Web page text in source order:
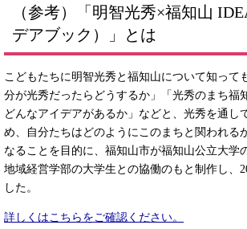
（参考）「明智光秀×福知山
デアブック）」とは
こどもたちに明智光秀と福知山について知って
分が光秀だったらどうするか」「光秀のまち福
どんなアイデアがあるか」などと、光秀を通し
め、自分たちはどのようにこのまちと関われる
なることを目的に、福知山市が福知山公立大学
地域経営学部の大学生との協働のもと制作し、
した。
詳しくはこちらをご確認ください。